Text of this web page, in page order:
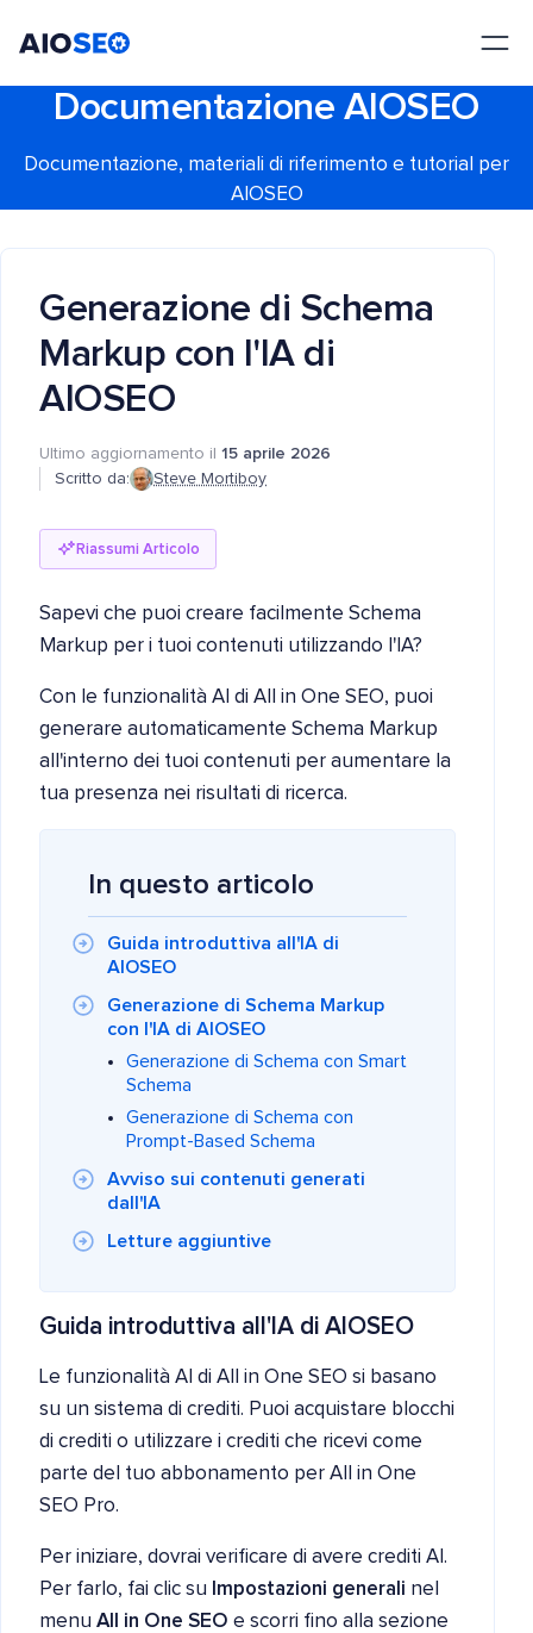
Documentazione AIOSEO
Documentazione, materiali di riferimento e tutorial per
AIOSEO
Generazione di Schema
Markup con l'IA di
AIOSEO
Ultimo aggiornamento il 15 aprile 2026
Scritto da:
Steve Mortiboy
Riassumi Articolo
Sapevi che puoi creare facilmente Schema
Markup per i tuoi contenuti utilizzando l'IA?
Con le funzionalità AI di All in One SEO, puoi
generare automaticamente Schema Markup
all'interno dei tuoi contenuti per aumentare la
tua presenza nei risultati di ricerca.
In questo articolo
Guida introduttiva all'IA di
AIOSEO
Generazione di Schema Markup
con l'IA di AIOSEO
Generazione di Schema con Smart
Schema
Generazione di Schema con
Prompt-Based Schema
Avviso sui contenuti generati
dall'IA
Letture aggiuntive
Guida introduttiva all'IA di AIOSEO
Le funzionalità AI di All in One SEO si basano
su un sistema di crediti. Puoi acquistare blocchi
di crediti o utilizzare i crediti che ricevi come
parte del tuo abbonamento per All in One
SEO Pro.
Per iniziare, dovrai verificare di avere crediti AI.
Per farlo, fai clic su Impostazioni generali nel
menu All in One SEO e scorri fino alla sezione